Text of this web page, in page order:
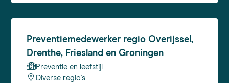
Preventiemedewerkerregio Overijssel,
Drenthe, Friesland en Groningen
Preventie en leefstijl
Diverse regio's